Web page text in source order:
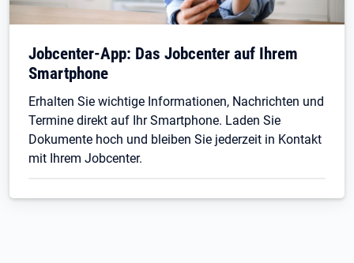
Jobcenter-App: Das Jobcenter auf Ihrem
Smartphone
Erhalten Sie wichtige Informationen, Nachrichten und
Termine direkt auf Ihr Smartphone. Laden Sie
Dokumente hoch und bleiben Sie jederzeit in Kontakt
mit Ihrem Jobcenter.